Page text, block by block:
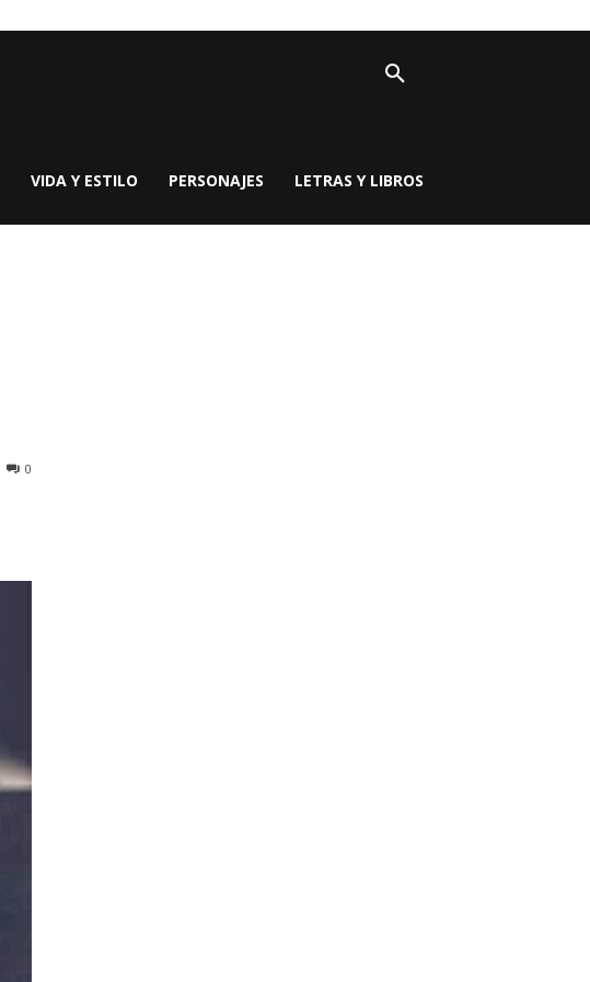
VIDA Y ESTILO PERSONAJES LETRAS Y LIBROS
0